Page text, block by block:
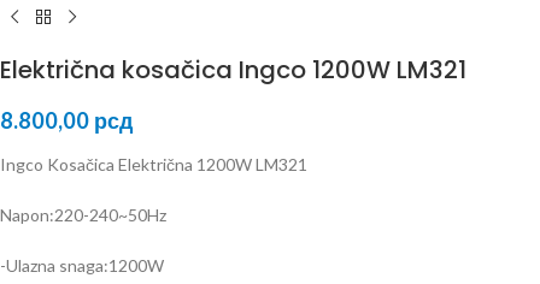
Električna kosačica Ingco 1200W LM321
8.800,00 рсд
Ingco Kosačica Električna 1200W LM321
Napon:220-240~50Hz
-Ulazna snaga:1200W